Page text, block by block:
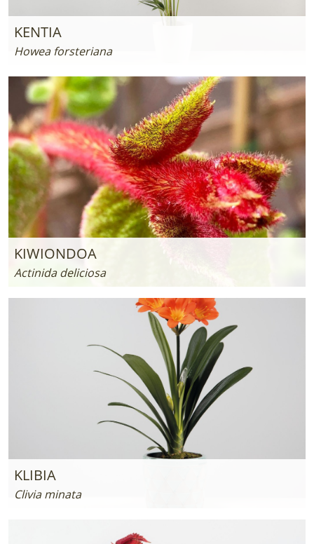
KENTIA
Howea forsteriana
KIWIONDOA
Actinida deliciosa
KLIBIA
Clivia minata